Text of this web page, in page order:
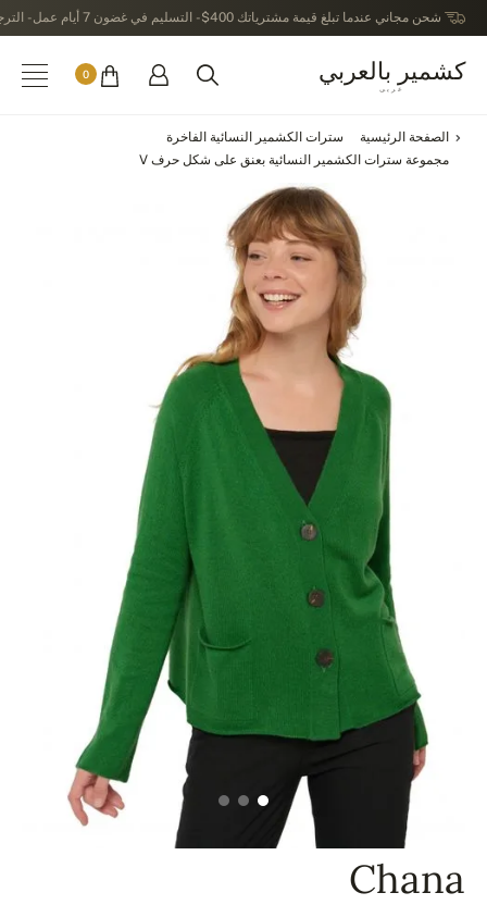
شحن مجاني عندما تبلغ قيمة مشترياتك 400$ - التسليم في غضون 7 أيام عمل - الترجيع في خلال 14 يوماً بعد الاستلام
كشمير بالعربي
عربى
0
الصفحة الرئيسية
سترات الكشمير النسائية الفاخرة
مجموعة سترات الكشمير النسائية بعنق على شكل حرف V
Chana